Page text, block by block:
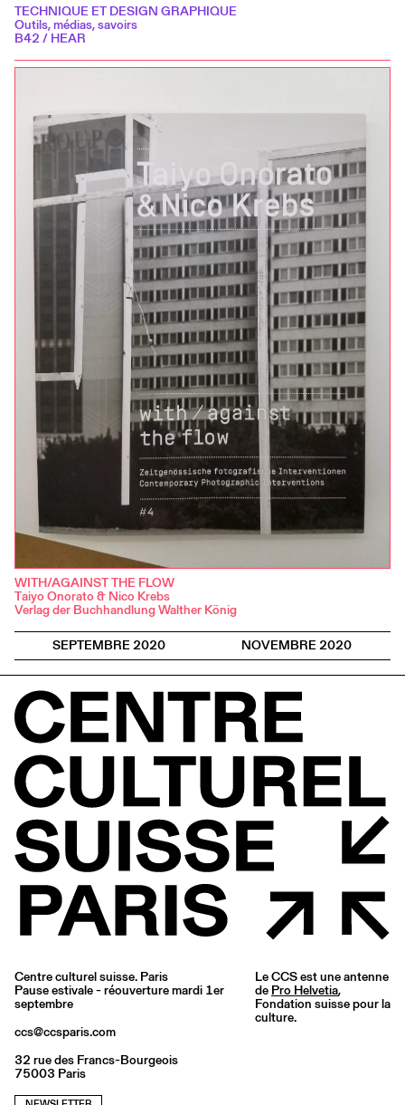
TECHNIQUE ET DESIGN GRAPHIQUE
Outils, médias, savoirs
B42 / HEAR
WITH/AGAINST THE FLOW
Taiyo Onorato & Nico Krebs
Verlag der Buchhandlung Walther König
SEPTEMBRE 2020
NOVEMBRE 2020
Centre culturel suisse. Paris
Pause estivale - réouverture mardi 1er
septembre
ccs@ccsparis.com
32 rue des Francs-Bourgeois
75003 Paris
Le CCS est une antenne
de Pro Helvetia,
Fondation suisse pour la
culture.